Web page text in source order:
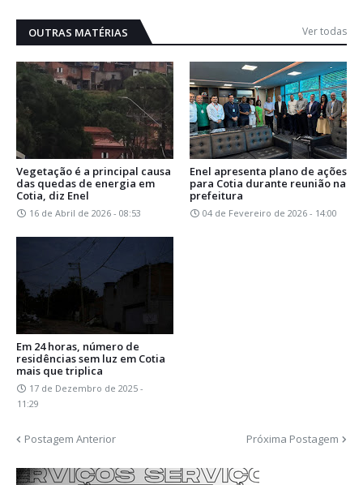
OUTRAS MATÉRIAS Ver todas
Vegetação é a principal causa
das quedas de energia em
Cotia, diz Enel
16 de Abril de 2026 - 08:53
Enel apresenta plano de ações
para Cotia durante reunião na
prefeitura
04 de Fevereiro de 2026 - 14:00
Em 24 horas, número de
residências sem luz em Cotia
mais que triplica
17 de Dezembro de 2025 -
11:29
Postagem Anterior Próxima Postagem